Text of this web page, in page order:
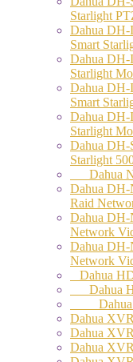
Starlight
Dahua
Smart
Dahua
Starlight
Dahua
Smart
Dahua
Starlight
Dahua
Starlight
Dahua
Dahua
Raid
Dahua
Network
Dahua
Network
Dahua
Dahua
Dahua 4
Dahua
Dahua
Dahua